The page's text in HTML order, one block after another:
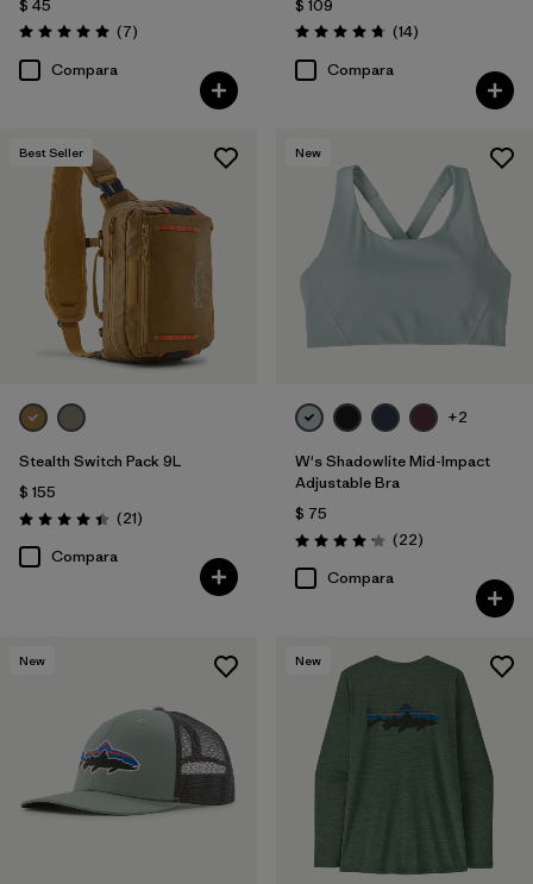
$ 45
Valoración: 5.0 / 5
(7Comentarios
)
Compara
$ 109
Valoración: 4.8 / 5
(14Comentarios
)
Compara
Best Seller
Stealth Switch Pack 9L
$ 155
Valoración: 4.4 / 5
(21Comentarios
)
Compara
New
+2
W's Shadowlite Mid-Impact
Adjustable Bra
$ 75
Valoración: 4.1 / 5
(22Comentarios
)
Compara
New New